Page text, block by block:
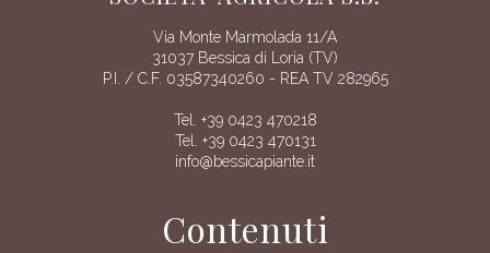
Via Monte Marmolada 11/A
31037 Bessica di Loria (TV)
P.I. / C.F. 03587340260 - REA TV 282965
Tel. +39 0423 470218
Tel. +39 0423 470131
info@bessicapiante.it
Contenuti